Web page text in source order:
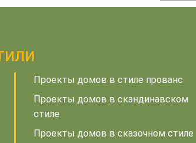
Проекты домов в стиле прованс
Проекты домов в скандинавском
стиле
Проекты домов в сказочном стиле